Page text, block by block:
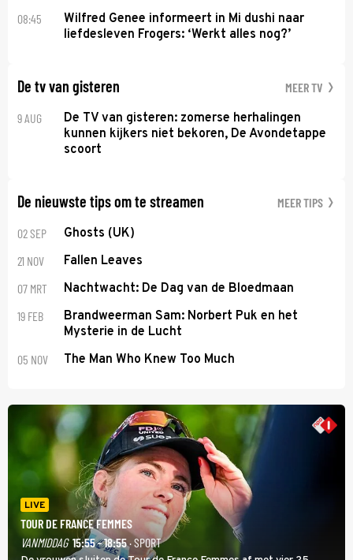
08:45
Wilfred Genee informeert in Mi dushi naar
liefdesleven Frogers: ‘Werkt alles nog?’
De tv van gisteren MEER TV
9 AUG
De TV van gisteren: zomerse herhalingen
kunnen kijkers niet bekoren, De Avondetappe
scoort
De nieuwste tips om te streamen MEER TIPS
02 SEP Ghosts (UK)
21 NOV Fallen Leaves
07 MRT Nachtwacht: De Dag van de Bloedmaan
19 FEB
Brandweerman Sam: Norbert Puk en het
Mysterie in de Lucht
05 NOV The Man Who Knew Too Much
LIVE
TOUR DE FRANCE FEMMES
VANMIDDAG 15:55 - 18:55· SPORT